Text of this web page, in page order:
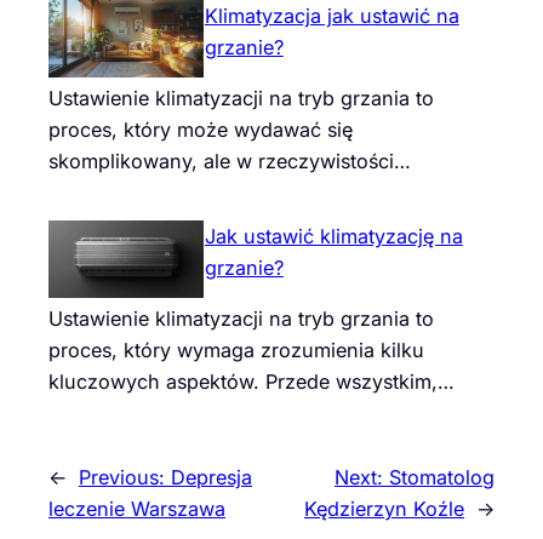
Klimatyzacja jak ustawić na
grzanie?
Ustawienie klimatyzacji na tryb grzania to
proces, który może wydawać się
skomplikowany, ale w rzeczywistości…
Jak ustawić klimatyzację na
grzanie?
Ustawienie klimatyzacji na tryb grzania to
proces, który wymaga zrozumienia kilku
kluczowych aspektów. Przede wszystkim,…
← Previous: Depresja
leczenie Warszawa
Next: Stomatolog
Kędzierzyn Koźle →